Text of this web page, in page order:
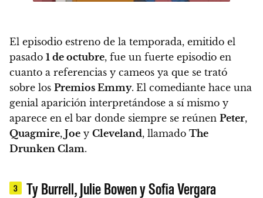
El episodio estreno de la temporada, emitido el
pasado 1 de octubre, fue un fuerte episodio en
cuanto a referencias y cameos ya que se trató
sobre los Premios Emmy. El comediante hace una
genial aparición interpretándose a sí mismo y
aparece en el bar donde siempre se reúnen Peter,
Quagmire, Joe y Cleveland, llamado The
Drunken Clam.
3 Ty Burrell, Julie Bowen y Sofia Vergara